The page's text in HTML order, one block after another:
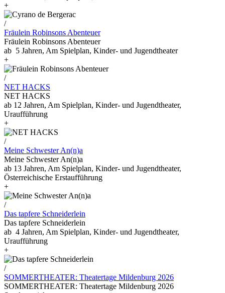
+
/
Fräulein Robinsons Abenteuer
Fräulein Robinsons Abenteuer
ab 5 Jahren, Am Spielplan, Kinder- und Jugendtheater
+
/
NET HACKS
NET HACKS
ab 12 Jahren, Am Spielplan, Kinder- und Jugendtheater,
Uraufführung
+
/
Meine Schwester An(n)a
Meine Schwester An(n)a
ab 13 Jahren, Am Spielplan, Kinder- und Jugendtheater,
Österreichische Erstaufführung
+
/
Das tapfere Schneiderlein
Das tapfere Schneiderlein
ab 4 Jahren, Am Spielplan, Kinder- und Jugendtheater,
Uraufführung
+
/
SOMMERTHEATER: Theatertage Mildenburg 2026
SOMMERTHEATER: Theatertage Mildenburg 2026